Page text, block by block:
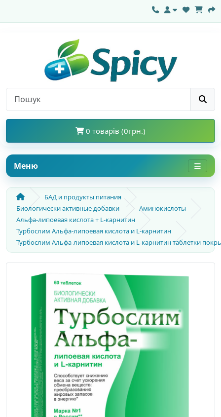
0 товарів (0грн.)
Меню
БАД и продукты питания
Биологически активные добавки
Аминокислоты
Альфа-липоевая кислота + L-карнитин
Турбослим Альфа-липоевая кислота и L-карнитин
Турбослим Альфа-липоевая кислота и L-карнитин таблетки